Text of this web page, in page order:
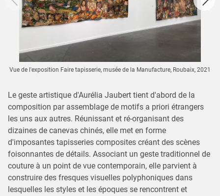
Vue de l'exposition Faire tapisserie, musée de la Manufacture, Roubaix, 2021
Le geste artistique d'Aurélia Jaubert tient d'abord de la
composition par assemblage de motifs a priori étrangers
les uns aux autres. Réunissant et ré-organisant des
dizaines de canevas chinés, elle met en forme
d'imposantes tapisseries composites créant des scènes
foisonnantes de détails. Associant un geste traditionnel de
couture à un point de vue contemporain, elle parvient à
construire des fresques visuelles polyphoniques dans
lesquelles les styles et les époques se rencontrent et